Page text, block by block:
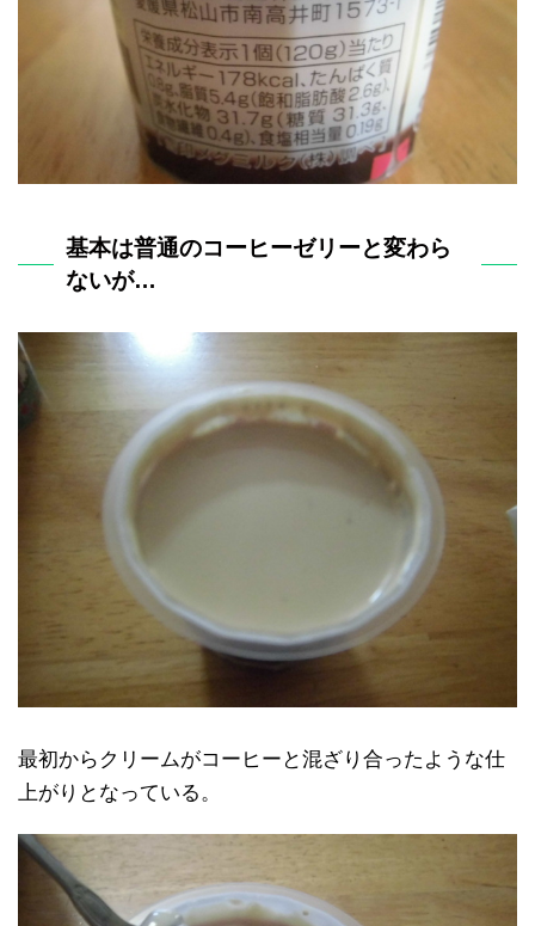
基本は普通のコーヒーゼリーと変わら
ないが…
最初からクリームがコーヒーと混ざり合ったような仕
上がりとなっている。